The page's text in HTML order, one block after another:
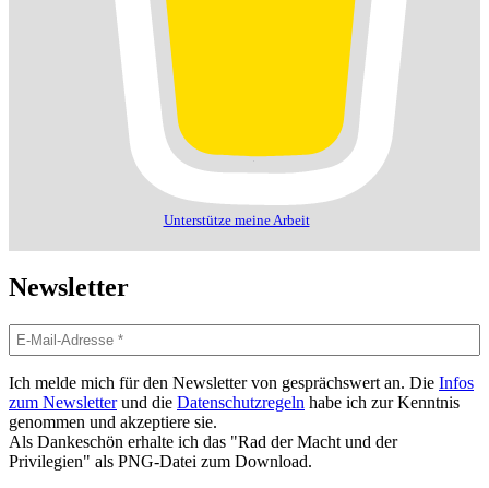
Unterstütze meine Arbeit
Newsletter
Ich melde mich für den Newsletter von gesprächswert an. Die Infos
zum Newsletterund die Datenschutzregeln habe ich zur Kenntnis
genommen und akzeptiere sie.
Als Dankeschön erhalte ich das "Rad der Macht und der
Privilegien" als PNG-Datei zum Download.